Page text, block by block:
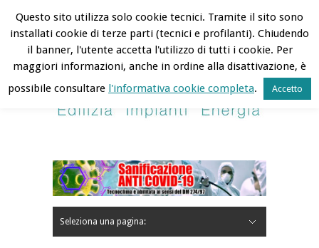
Tecnoclima | 10 August 2026
Hide Navigation
Contatti
Lavora con noi
Area Riservata
Seleziona una pagina:
Questo sito utilizza solo cookie tecnici. Tramite il sito sono
installati cookie di terze parti (tecnici e profilanti). Chiudendo
il banner, l'utente accetta l'utilizzo di tutti i cookie. Per
maggiori informazioni, anche in ordine alla disattivazione, è
possibile consultare l'informativa cookie completa. Accetto